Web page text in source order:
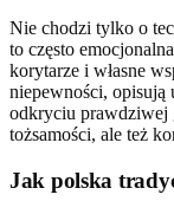
Nie chodzi tylko o
to często
korytarze i własne
niepewności, opisują
odkryciu prawdziwej
tożsamości, ale też
Jak polska